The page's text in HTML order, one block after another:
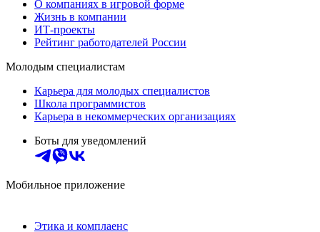
О компаниях в игровой форме
Жизнь в компании
ИТ-проекты
Рейтинг работодателей России
Молодым специалистам
Карьера для молодых специалистов
Школа программистов
Карьера в некоммерческих организациях
Боты для уведомлений
Мобильное приложение
Этика и комплаенс